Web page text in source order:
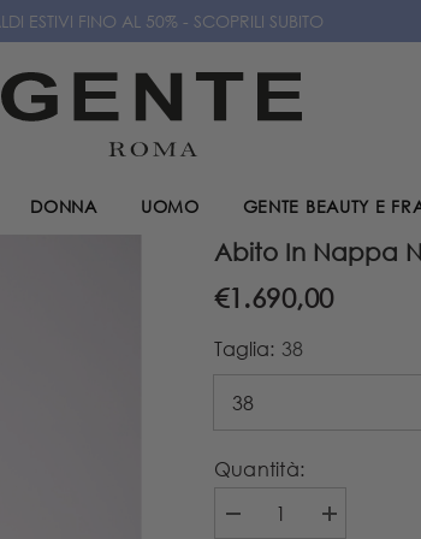
ESTIVI FINO AL 50% - SCOPRILI SUBITO
DONNA UOMO GENTE BEAUTY E
Abito In Nappa
€1.690,00
Taglia: 38
Quantità:
Diminuire
Aumenta